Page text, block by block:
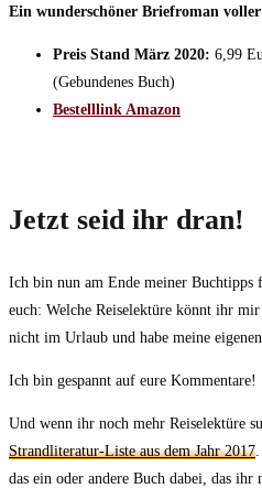
Ein wunderschöner Briefroman
Preis Stand März 2020: 6,99
(Gebundenes Buch)
Bestelllink Amazon
Jetzt seid ihr dran!
Ich bin nun am Ende meiner
euch: Welche Reiselektüre könnt ihr
nicht im Urlaub und habe meine eigenen
Ich bin gespannt auf eure Kommentare!
Und wenn ihr noch mehr Reiselektüre
Strandliteratur-Liste aus dem Jahr 2017
das ein oder andere Buch dabei, das ihr